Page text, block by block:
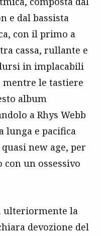
e dal bassista
con il primo a
cassa, rullante e
in implacabili
le tastiere
album
a Rhys Webb
lunga e pacifica
new age, per
un ossessivo
ulteriormente la
devozione del